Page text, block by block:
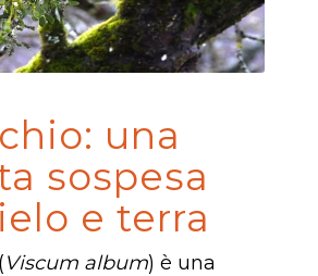
una
sospesa
e terra
Viscum album) è una